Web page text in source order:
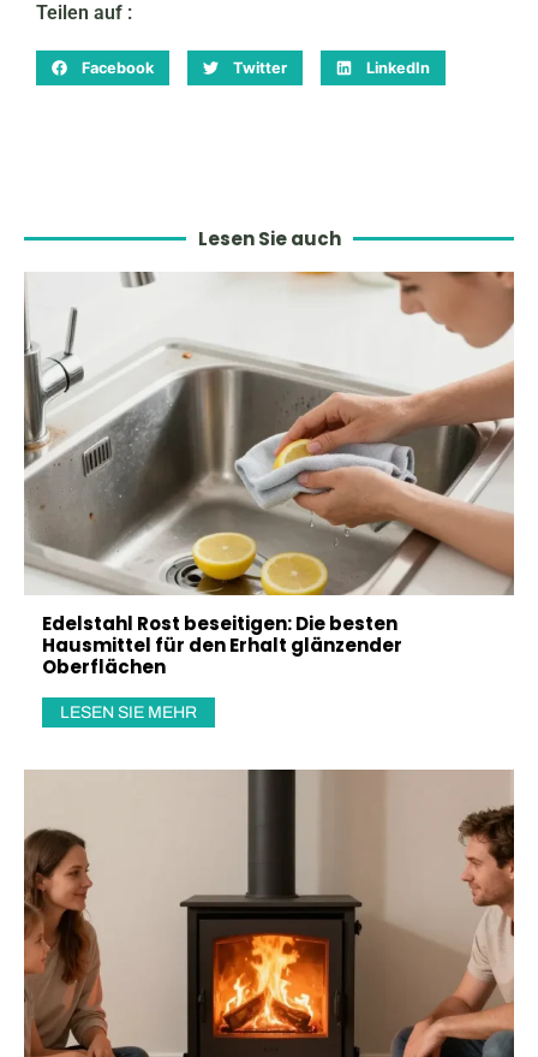
Teilen auf :
Facebook Twitter LinkedIn
Lesen Sie auch
Edelstahl Rost beseitigen: Die besten
Hausmittel für den Erhalt glänzender
Oberflächen
LESEN SIE MEHR